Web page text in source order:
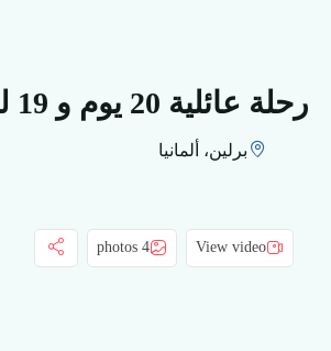
رحلة عائلية 20 يوم و 19 ليالاً
برلين، ألمانيا
View video
4 photos